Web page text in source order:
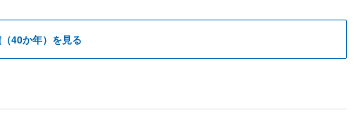
40か年）を見る